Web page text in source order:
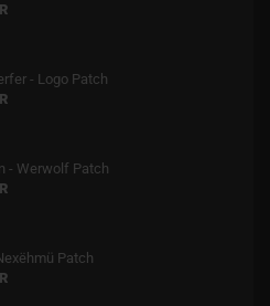
- Logo Patch
- Werwolf Patch
Patch